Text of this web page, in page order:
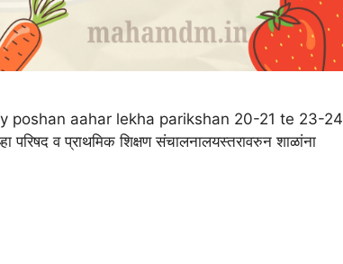
poshan aahar lekha parikshan 20-21 te 23-24
परिषद व प्राथमिक शिक्षण संचालनालयस्तरावरुन शाळांना